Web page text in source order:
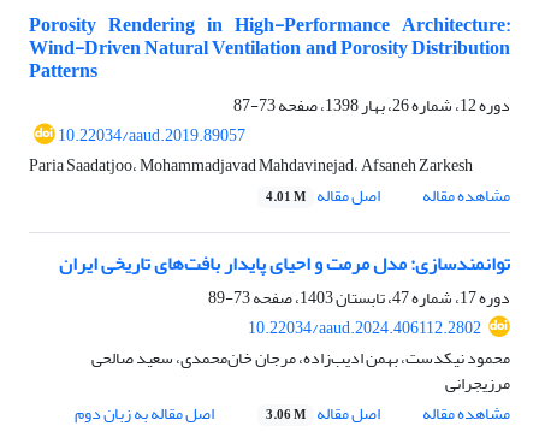
Porosity Rendering in High-Performance Architecture:
Wind-Driven Natural Ventilation and Porosity Distribution
Patterns
دوره 12، شماره 26، بهار 1398، صفحه
73-87
10.22034/aaud.2019.89057
Paria Saadatjoo، Mohammadjavad Mahdavinejad، Afsaneh Zarkesh
مشاهده مقاله
اصل مقاله 4.01 M
توانمندسازی: مدل مرمت و احیای پایدار بافت‌های تاریخی ایران
دوره 17، شماره 47، تابستان 1403، صفحه
73-89
10.22034/aaud.2024.406112.2802
محمود نیکدست، بهمن ادیب‌زاده، مرجان خان‌محمدی، سعید صالحی
مرزیجرانی
مشاهده مقاله
اصل مقاله 3.06 M اصل مقاله به زبان دوم